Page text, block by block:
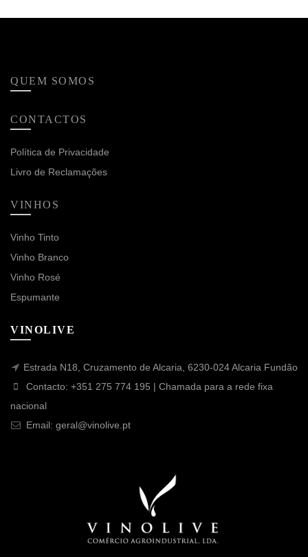
QUEM SOMOS
CONTACTOS
Política de Privacidade
Livro de Reclamações
VINHOS
Vinho Tinto
Vinho Branco
Vinho Rosé
Espumante
VINOLIVE
Estrada N18, Cruzamento de Alcaria, 6230-024 Alcaria Fundão
Contacto: +351 275 774 195 | Chamada para a rede fixa
nacional
Email: geral@vinolive.pt